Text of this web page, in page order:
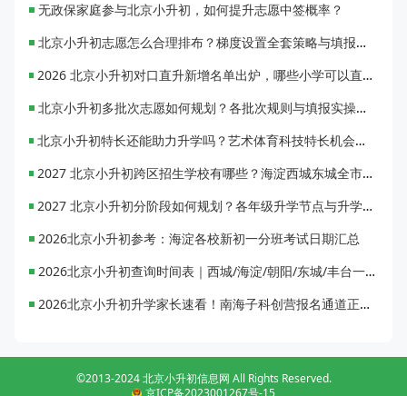
无政保家庭参与北京小升初，如何提升志愿中签概率？
北京小升初志愿怎么合理排布？梯度设置全套策略与填报避坑指南
2026 北京小升初对口直升新增名单出炉，哪些小学可以直升优质初中？
北京小升初多批次志愿如何规划？各批次规则与填报实操指南
北京小升初特长还能助力升学吗？艺术体育科技特长机会与误区全面解析
2027 北京小升初跨区招生学校有哪些？海淀西城东城全市招生校完整汇总
2027 北京小升初分阶段如何规划？各年级升学节点与升学通道全梳理
2026北京小升初参考：海淀各校新初一分班考试日期汇总
2026北京小升初查询时间表｜西城/海淀/朝阳/东城/丰台一键对照
2026北京小升初升学家长速看！南海子科创营报名通道正式开启
©2013-2024 北京小升初信息网 All Rights Reserved.
京ICP备2023001267号-15